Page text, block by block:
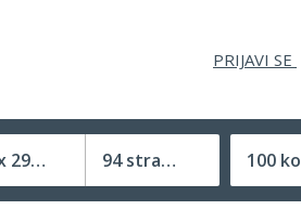
PRIJAVI SE
mm)
tiskovine
94 strani